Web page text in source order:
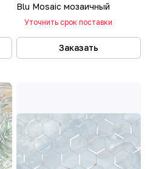
Blu Mosaic мозаичный
Уточнить срок поставки
Заказать